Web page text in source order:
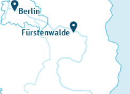
Berlin
Fürstenwalde